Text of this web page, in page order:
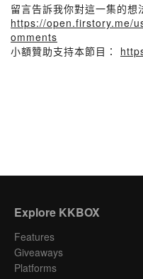
留言告訴我你對這一集的想
https://open.firstory.me/
omments
小額贊助支持本節目：
Explore KKBOX
Features
Giveaways
Platforms